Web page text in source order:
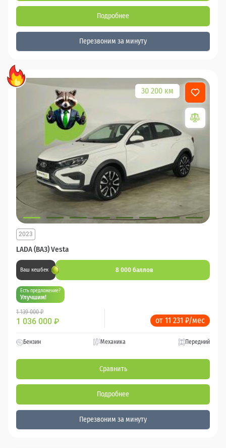
Подробнее
Перезвоним за минуту
30 200 км
LADA (ВАЗ) Vesta
2023
Ваш кешбек 8 000 баллов
Есть предложение?
Улучшим!
1 139 000 ₽
1 036 000 ₽ от 11 231 ₽/мес
Бензин Механика Передний
Сравнить
Подробнее
Перезвоним за минуту